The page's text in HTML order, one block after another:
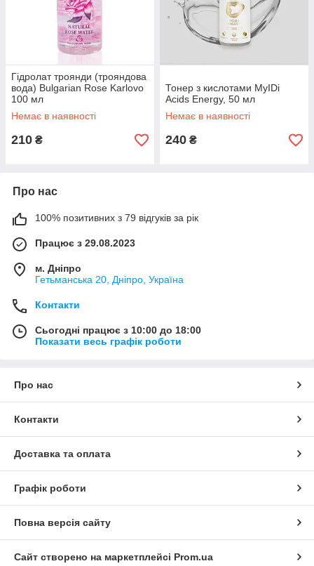
Гідролат троянди (трояндова
вода) Bulgarian Rose Karlovo
100 мл
Немає в наявності
210 ₴
Тонер з кислотами MyIDi
Acids Energy, 50 мл
Немає в наявності
240 ₴
Про нас
100% позитивних з 79 відгуків за рік
Працює з 29.08.2023
м. Дніпро
Гетьманська 20, Дніпро, Україна
Контакти
Сьогодні працює з 10:00 до 18:00
Показати весь графік роботи
Про нас
Контакти
Доставка та оплата
Графік роботи
Повна версія сайту
Сайт створено на маркетплейсі Prom.ua